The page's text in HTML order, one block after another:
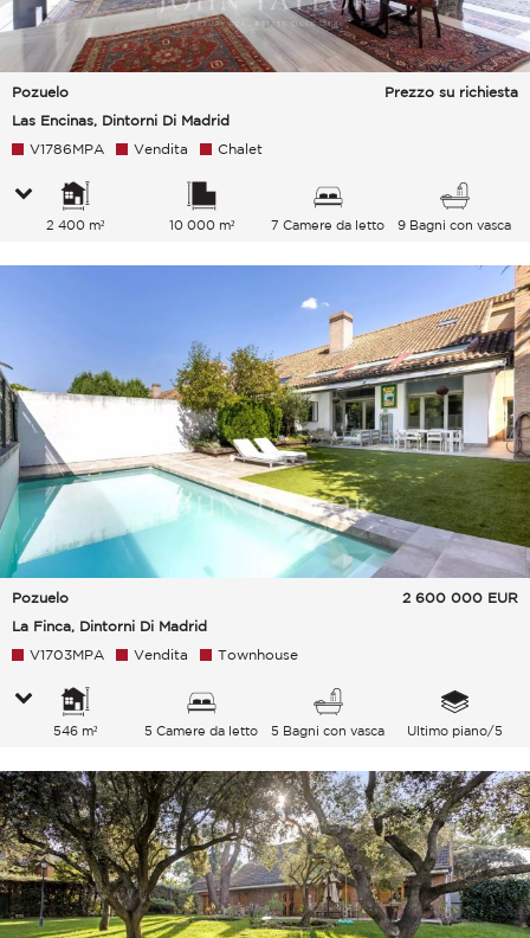
Pozuelo
Las Encinas, Dintorni Di Madrid
Prezzo su richiesta
V1786MPA Vendita Chalet
2 400 m² 10 000 m² 7 Camere da letto 9 Bagni con vasca
Pozuelo
La Finca, Dintorni Di Madrid
2 600 000 EUR
V1703MPA Vendita Townhouse
546 m² 5 Camere da letto 5 Bagni con vasca Ultimo piano/5